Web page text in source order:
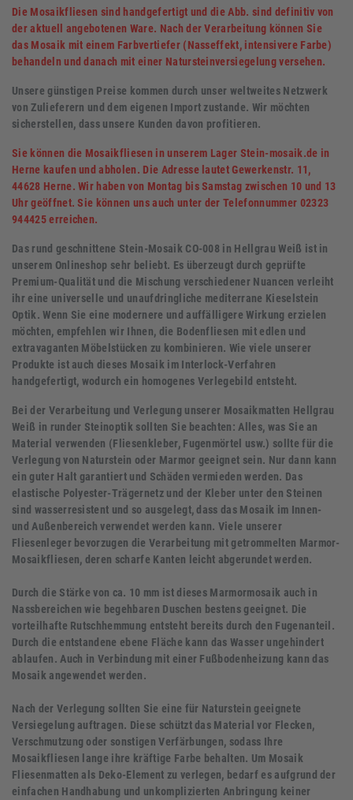
Die Mosaikfliesen sind handgefertigt und die Abb. sind definitiv von
der aktuell angebotenen Ware. Nach der Verarbeitung können Sie
das Mosaik mit einem Farbvertiefer (Nasseffekt, intensivere Farbe)
behandeln und danach mit einer Natursteinversiegelung versehen.
Unsere günstigen Preise kommen durch unser weltweites Netzwerk
von Zulieferern und dem eigenen Import zustande. Wir möchten
sicherstellen, dass unsere Kunden davon profitieren.
Sie können die Mosaikfliesen in unserem Lager Stein-mosaik.de in
Herne kaufen und abholen. Die Adresse lautet Gewerkenstr. 11,
44628 Herne. Wir haben von Montag bis Samstag zwischen 10 und 13
Uhr geöffnet. Sie können uns auch unter der Telefonnummer 02323
944425 erreichen.
Das rund geschnittene Stein-Mosaik CO-008 in Hellgrau Weiß ist in
unserem Onlineshop sehr beliebt. Es überzeugt durch geprüfte
Premium-Qualität und die Mischung verschiedener Nuancen verleiht
ihr eine universelle und unaufdringliche mediterrane Kieselstein
Optik. Wenn Sie eine modernere und auffälligere Wirkung erzielen
möchten, empfehlen wir Ihnen, die Bodenfliesen mit edlen und
extravaganten Möbelstücken zu kombinieren. Wie viele unserer
Produkte ist auch dieses Mosaik im Interlock-Verfahren
handgefertigt, wodurch ein homogenes Verlegebild entsteht.
Bei der Verarbeitung und Verlegung unserer Mosaikmatten Hellgrau
Weiß in runder Steinoptik sollten Sie beachten: Alles, was Sie an
Material verwenden (Fliesenkleber, Fugenmörtel usw.) sollte für die
Verlegung von Naturstein oder Marmor geeignet sein. Nur dann kann
ein guter Halt garantiert und Schäden vermieden werden. Das
elastische Polyester-Trägernetz und der Kleber unter den Steinen
sind wasserresistent und so ausgelegt, dass das Mosaik im Innen-
und Außenbereich verwendet werden kann. Viele unserer
Fliesenleger bevorzugen die Verarbeitung mit getrommelten Marmor-
Mosaikfliesen, deren scharfe Kanten leicht abgerundet werden.
Durch die Stärke von ca. 10 mm ist dieses Marmormosaik auch in
Nassbereichen wie begehbaren Duschen bestens geeignet. Die
vorteilhafte Rutschhemmung entsteht bereits durch den Fugenanteil.
Durch die entstandene ebene Fläche kann das Wasser ungehindert
ablaufen. Auch in Verbindung mit einer Fußbodenheizung kann das
Mosaik angewendet werden.
Nach der Verlegung sollten Sie eine für Naturstein geeignete
Versiegelung auftragen. Diese schützt das Material vor Flecken,
Verschmutzung oder sonstigen Verfärbungen, sodass Ihre
Mosaikfliesen lange ihre kräftige Farbe behalten. Um Mosaik
Fliesenmatten als Deko-Element zu verlegen, bedarf es aufgrund der
einfachen Handhabung und unkomplizierten Anbringung keiner